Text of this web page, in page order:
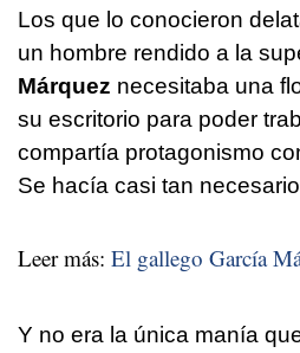
Los que lo conocieron
un hombre rendido a la
Márquez necesitaba una
su escritorio para poder
compartía protagonismo
Se hacía casi tan
Leer más: El gallego García
Y no era la única manía